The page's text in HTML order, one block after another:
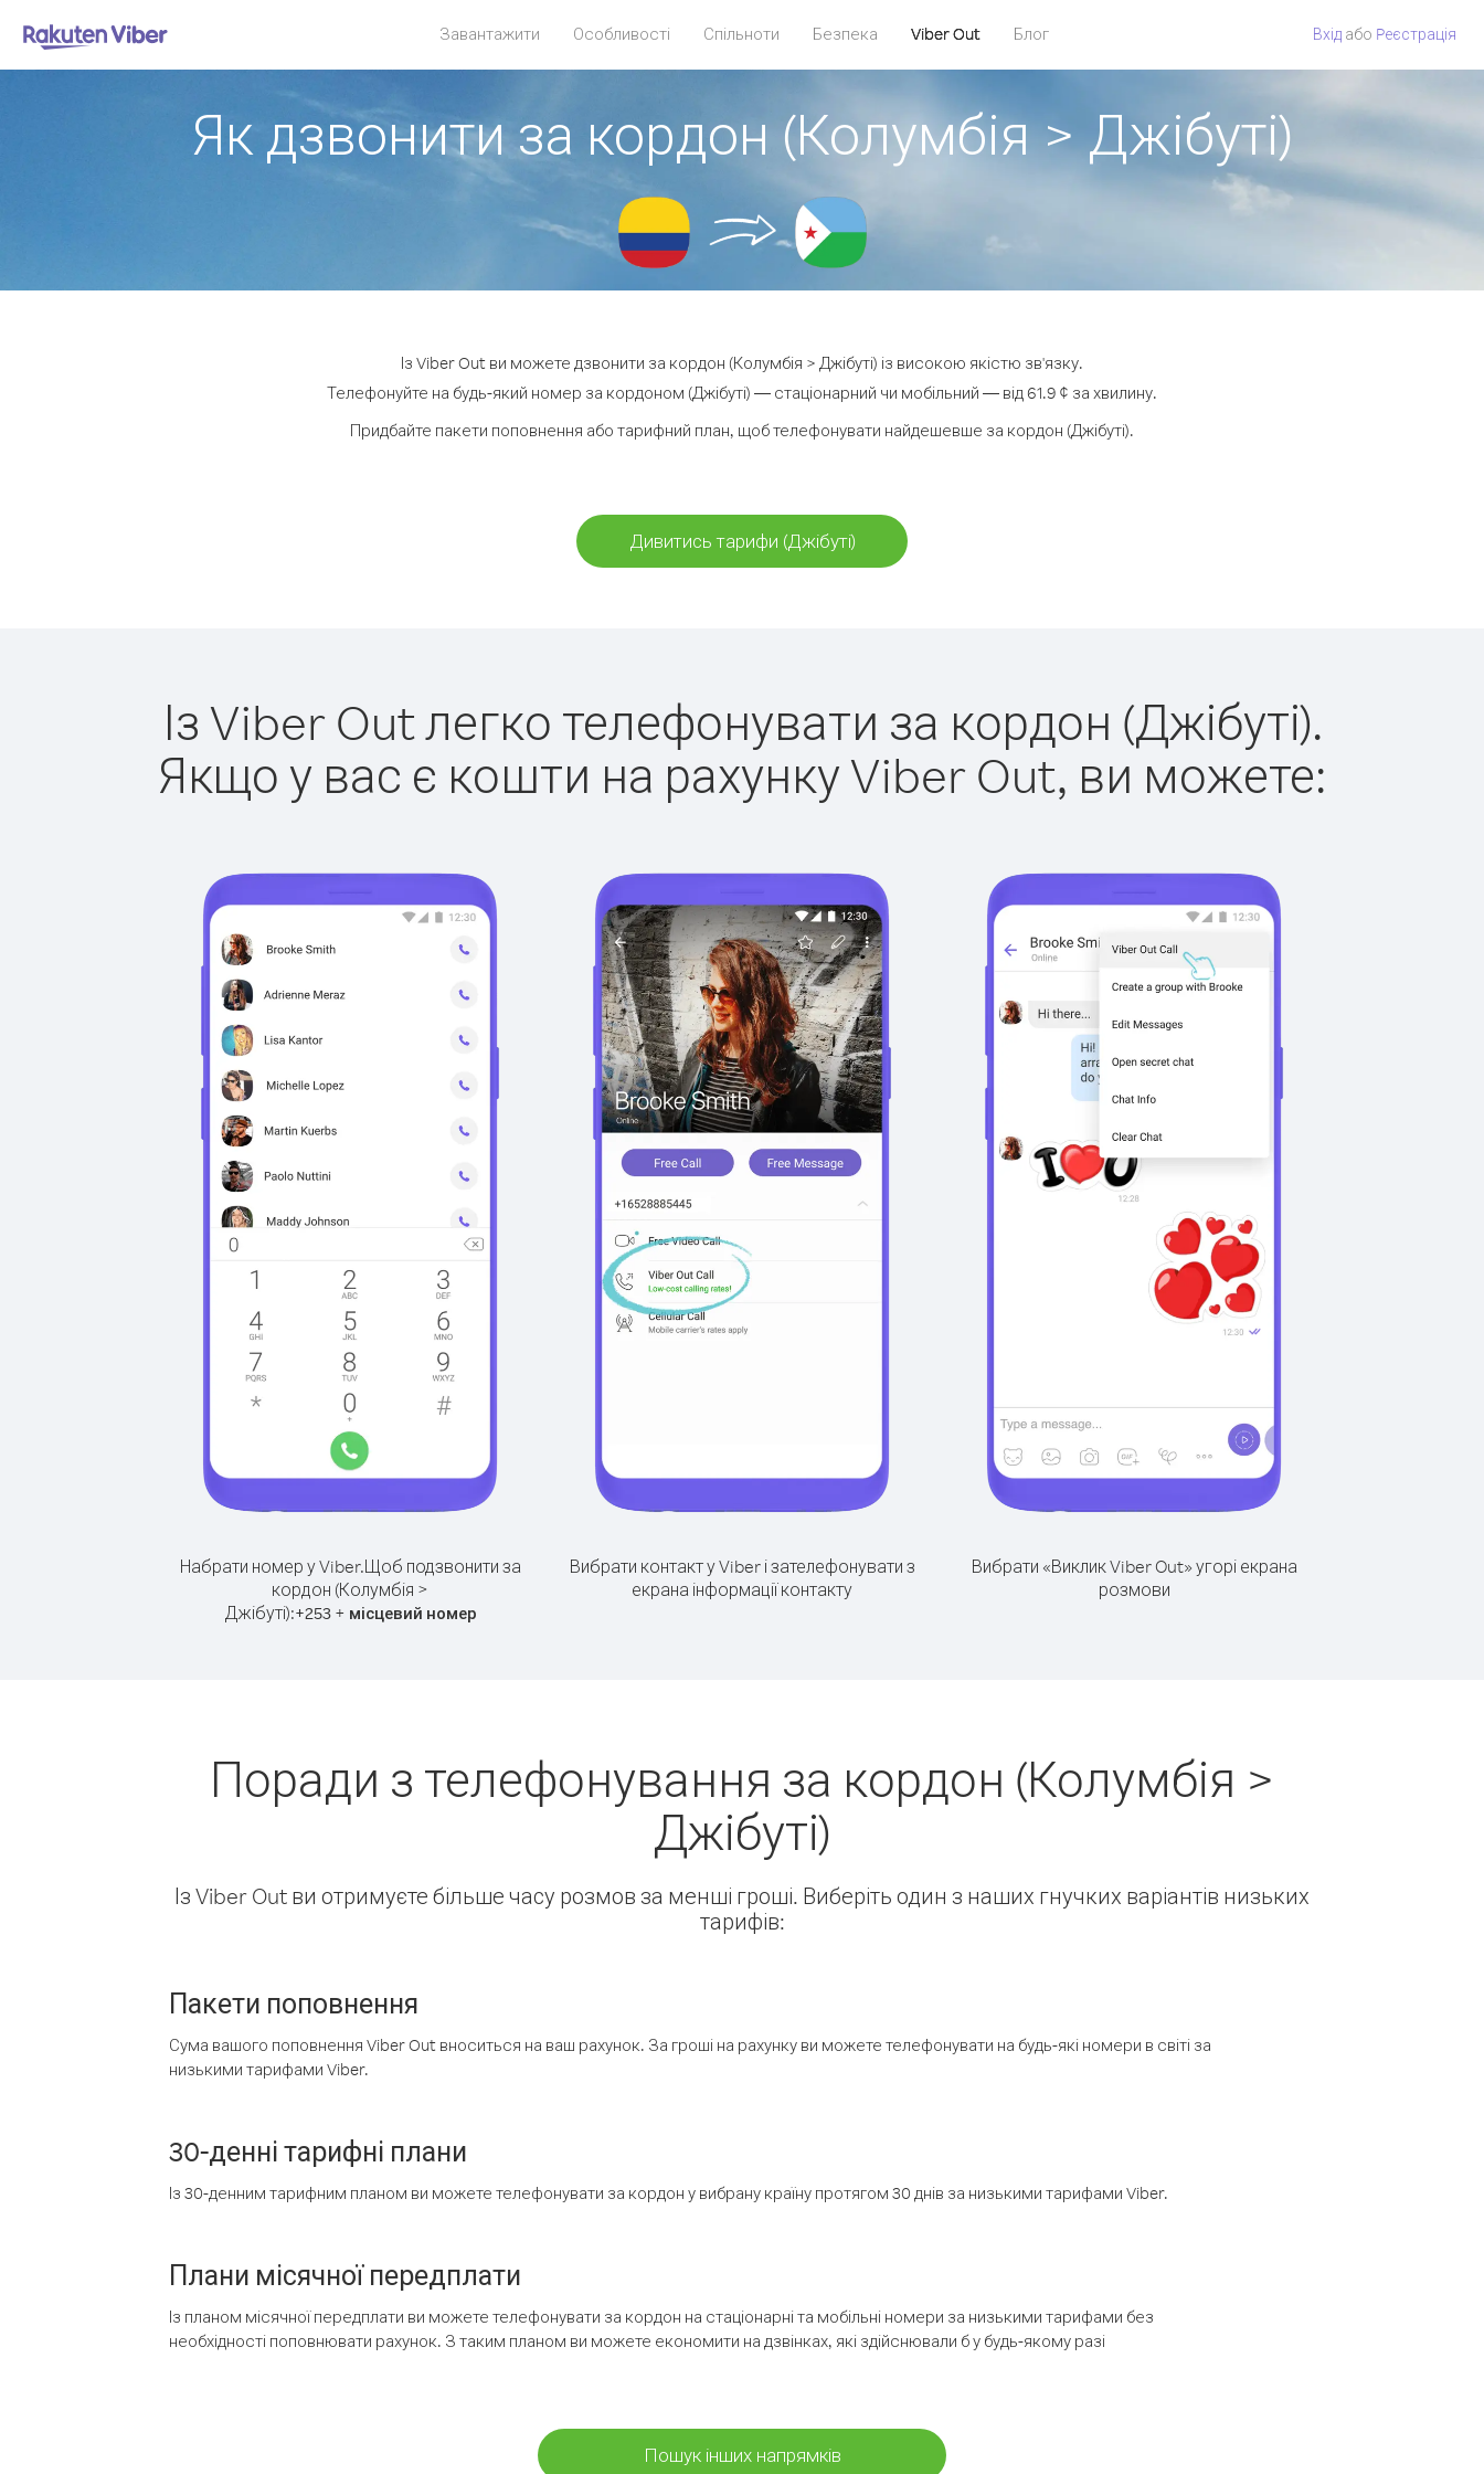
Завантажити Особливості Спільноти Безпека Viber Out Блог Вхід або Pеєстрація
Як дзвонити за кордон (Колумбія > Джібуті)
Із Viber Out ви можете дзвонити за кордон (Колумбія > Джібуті) із високою якістю зв'язку.
Телефонуйте на будь-який номер за кордоном (Джібуті) — стаціонарний чи мобільний — від 61.9 ¢ за хвилину.
Придбайте пакети поповнення або тарифний план, щоб телефонувати найдешевше за кордон (Джібуті).
Дивитись тарифи (Джібуті)
Із Viber Out легко телефонувати за кордон (Джібуті).
Якщо у вас є кошти на рахунку Viber Out, ви можете:
Набрати номер у Viber.Щоб подзвонити за
кордон (Колумбія >
Джібуті):+253+ місцевий номер
Вибрати контакт у Viber і зателефонувати з
екрана інформації контакту
Вибрати «Виклик Viber Out» угорі екрана
розмови
Поради з телефонування за кордон (Колумбія >
Джібуті)
Із Viber Out ви отримуєте більше часу розмов за менші гроші. Виберіть один з наших гнучких варіантів низьких
тарифів:
Пакети поповнення
Сума вашого поповнення Viber Out вноситься на ваш рахунок. За гроші на рахунку ви можете телефонувати на будь-які номери в світі за
низькими тарифами Viber.
30-денні тарифні плани
Із 30-денним тарифним планом ви можете телефонувати за кордон у вибрану країну протягом 30 днів за низькими тарифами Viber.
Плани місячної передплати
Із планом місячної передплати ви можете телефонувати за кордон на стаціонарні та мобільні номери за низькими тарифами без
необхідності поповнювати рахунок. З таким планом ви можете економити на дзвінках, які здійснювали б у будь-якому разі
Пошук інших напрямків